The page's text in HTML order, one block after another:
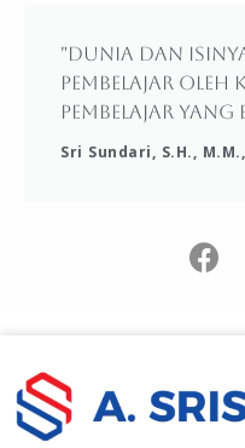
"Dunia dan
pembelajar
pembelajar yang
Sri Sundari, S.H., M.M.,